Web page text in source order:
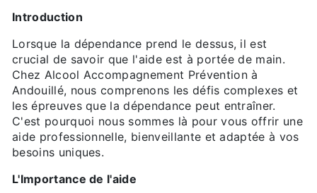
Introduction
Lorsque la dépendance prend le dessus, il est
crucial de savoir que l'aide est à portée de main.
Chez Alcool Accompagnement Prévention à
Andouillé, nous comprenons les défis complexes et
les épreuves que la dépendance peut entraîner.
C'est pourquoi nous sommes là pour vous offrir une
aide professionnelle, bienveillante et adaptée à vos
besoins uniques.
L'Importance de l'aide